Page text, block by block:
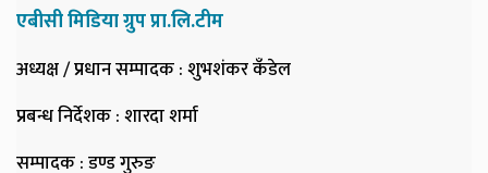
एबीसी मिडिया ग्रुप प्रा.लि.टीम
अध्यक्ष / प्रधान सम्पादक: शुभशंकर कँडेल
प्रबन्ध निर्देशक: शारदा शर्मा
सम्पादक: डण्ड गुरुङ